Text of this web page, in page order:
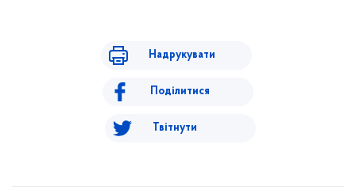
Надрукувати
Поділитися
Твітнути